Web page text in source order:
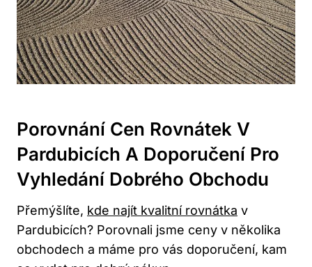
Porovnání Cen Rovnátek V
Pardubicích A Doporučení Pro
Vyhledání Dobrého Obchodu
Přemýšlíte, kde najít kvalitní rovnátka v
Pardubicích? Porovnali jsme ceny v několika
obchodech a máme pro vás doporučení, kam